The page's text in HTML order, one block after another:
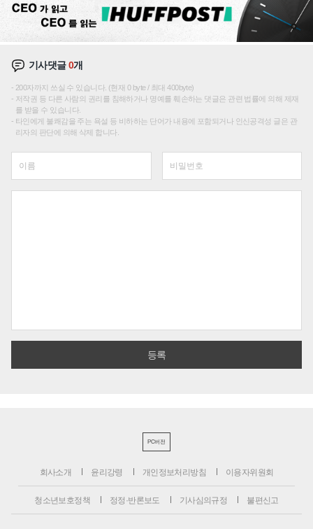
기사댓글0개
200자까지 쓰실 수 있습니다. (현재 0 byte / 최대 400byte)
저작권 등 다른 사람의 권리를 침해하거나 명예를 훼손하는 댓글은 관련 법률에 의해 제재
를 받을 수 있습니다.
타인에게 불쾌감을 주는 욕설 등 비하하는 단어가 내용에 포함되거나 인신공격성 글은 관
리자의 판단에 의해 삭제 합니다.
PC버전
회사소개 윤리강령 개인정보처리방침 이용자위원회
청소년보호정책 정정·반론보도 기사심의규정 불편신고